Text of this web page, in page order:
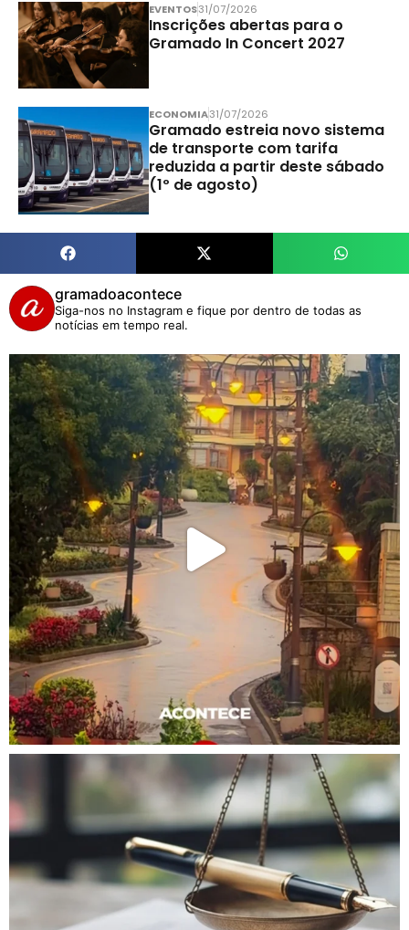
EVENTOS31/07/2026
Inscrições abertas para o
Gramado In Concert 2027
ECONOMIA31/07/2026
Gramado estreia novo sistema
de transporte com tarifa
reduzida a partir deste sábado
(1º de agosto)
gramadoacontece
Siga-nos no Instagram e fique por dentro de todas as
notícias em tempo real.